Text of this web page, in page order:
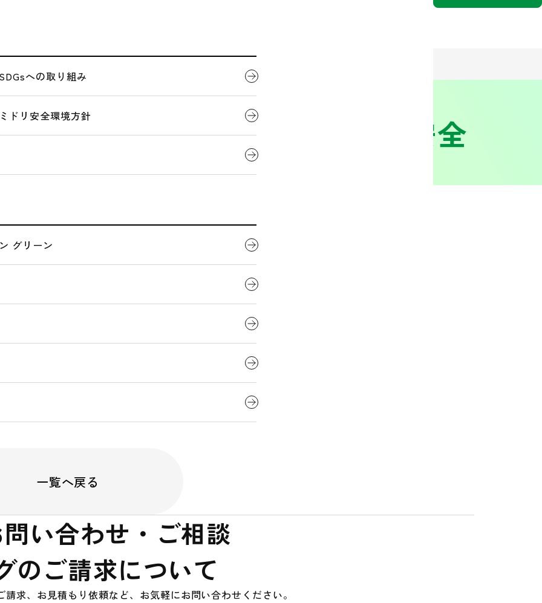
代表者ごあいさつ
会社概要
製品について
デジタルカタログ
SDGsへの取り組み
ミドリ安全環境方針
グリーン
2023.03.13 メディア掲載
「タモリ倶楽部」にてミドリ安全
が登場します
異なります
一覧へ戻る
い合わせ・ご相談
のご請求について
求、お見積もり依頼など、お気軽にお問い合わせください。